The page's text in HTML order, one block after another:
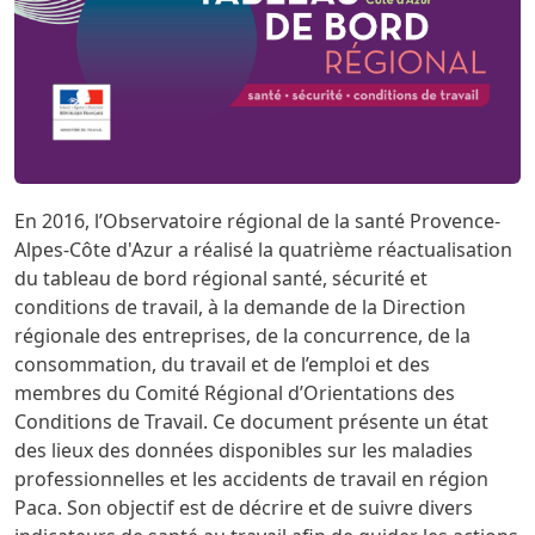
En 2016, l’Observatoire régional de la santé Provence-
Alpes-Côte d'Azur a réalisé la quatrième réactualisation
du tableau de bord régional santé, sécurité et
conditions de travail, à la demande de la Direction
régionale des entreprises, de la concurrence, de la
consommation, du travail et de l’emploi et des
membres du Comité Régional d’Orientations des
Conditions de Travail. Ce document présente un état
des lieux des données disponibles sur les maladies
professionnelles et les accidents de travail en région
Paca. Son objectif est de décrire et de suivre divers